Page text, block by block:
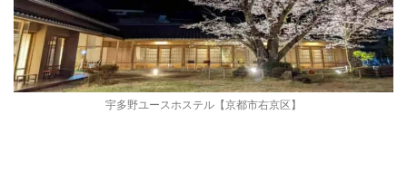
宇多野ユースホステル【京都市右京区】